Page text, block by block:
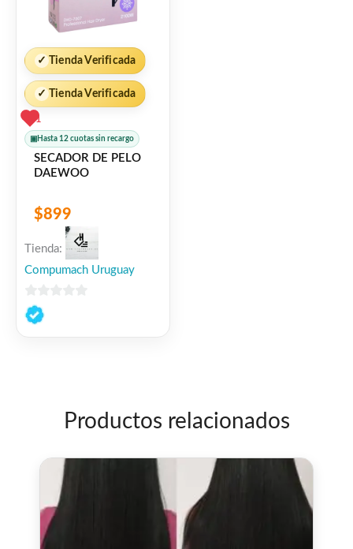
✓ Tienda Verificada
✓ Tienda Verificada
1
▣ Hasta 12 cuotas sin recargo
SECADOR DE PELO
DAEWOO
$899
Tienda:
Compumach Uruguay
0
de
Productos relacionados